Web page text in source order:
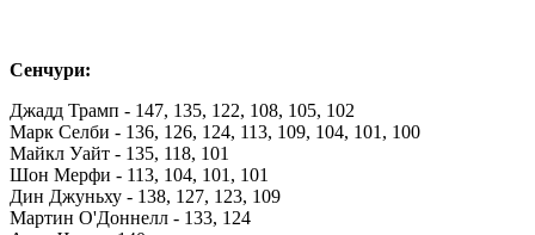
Сенчури:
Джадд Трамп - 147, 135, 122, 108, 105, 102
Марк Селби - 136, 126, 124, 113, 109, 104, 101, 100
Майкл Уайт - 135, 118, 101
Шон Мерфи - 113, 104, 101, 101
Дин Джуньху - 138, 127, 123, 109
Мартин О'Доннелл - 133, 124